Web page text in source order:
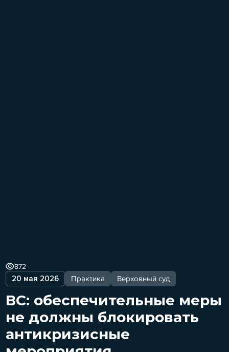
20 мая 2026 Практика Верховный суд
872
ВС: обеспечительные меры
не должны блокировать
антикризисные